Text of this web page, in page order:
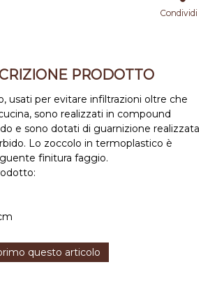
Condividi
PRODOTTO
usati per evitare infiltrazioni oltre che
sono realizzati in compound
e sono dotati di guarnizione realizzata
Lo zoccolo in termoplastico è
finitura faggio.
questo articolo